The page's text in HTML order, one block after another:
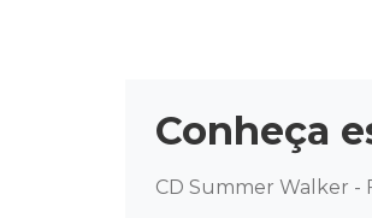
Conheça
CD Summer Walker -